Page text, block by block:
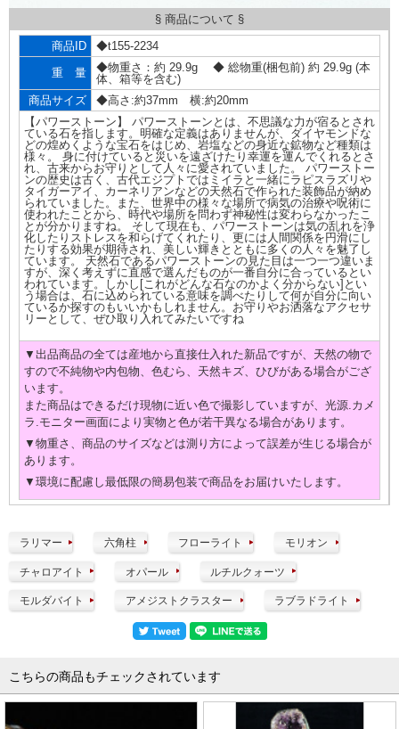
§ 商品について §
商品ID
◆t155-2234
重 量
◆物重さ：約 29.9g ◆ 総物重(梱包前) 約 29.9g (本
体、箱等を含む)
商品サイズ
◆高さ:約37mm 横:約20mm
【パワーストーン】 パワーストーンとは、不思議な力が宿るとされ
ている石を指します。明確な定義はありませんが、ダイヤモンドな
どの煌めくような宝石をはじめ、岩塩などの身近な鉱物など種類は
様々。 身に付けていると災いを遠ざけたり幸運を運んでくれるとさ
れ、古来からお守りとして人々に愛されていました。 パワーストー
ンの歴史は古く、古代エジプトではミイラと一緒にラピスラズリや
タイガーアイ、カーネリアンなどの天然石で作られた装飾品が納め
られていました。また、世界中の様々な場所で病気の治療や呪術に
使われたことから、時代や場所を問わず神秘性は変わらなかったこ
とが分かりますね。 そして現在も、パワーストーンは気の乱れを浄
化したりストレスを和らげてくれたり、更には人間関係を円滑にし
たりする効果が期待され、美しい輝きとともに多くの人々を魅了し
ています。 天然石であるパワーストーンの見た目は一つ一つ違いま
すが、深く考えずに直感で選んだものが一番自分に合っているとい
われています。しかし[これがどんな石なのかよく分からない]とい
う場合は、石に込められている意味を調べたりして何が自分に向い
ているか探すのもいいかもしれません。お守りやお洒落なアクセサ
リーとして、ぜひ取り入れてみたいですね
▼出品商品の全ては産地から直接仕入れた新品ですが、天然の物で
すので不純物や内包物、色むら、天然キズ、ひびがある場合がござ
います。
また商品はできるだけ現物に近い色で撮影していますが、光源.カメ
ラ.モニター画面により実物と色が若干異なる場合があります。
▼物重さ、商品のサイズなどは測り方によって誤差が生じる場合が
あります。
▼環境に配慮し最低限の簡易包装で商品をお届けいたします。
ラリマー 六角柱 フローライト モリオン
チャロアイト オパール ルチルクォーツ
モルダバイト アメジストクラスター ラブラドライト
こちらの商品もチェックされています